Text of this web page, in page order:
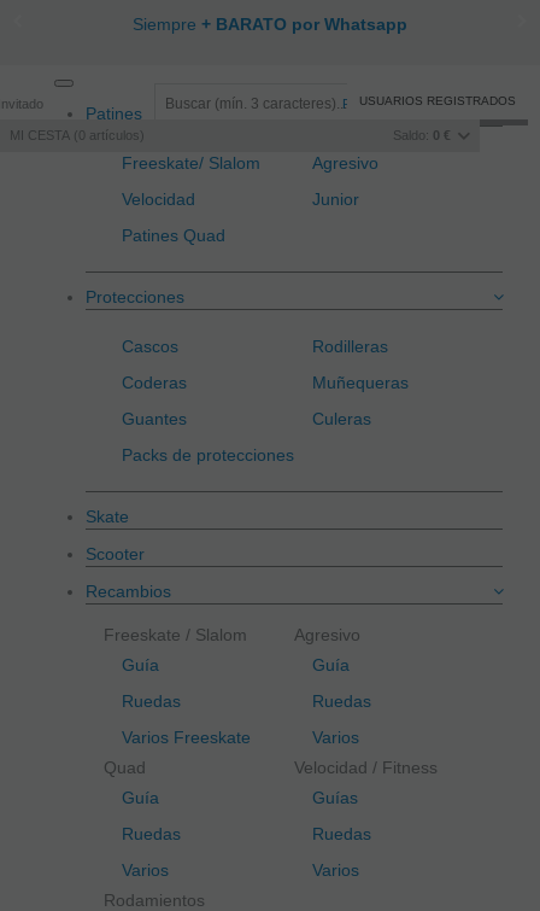
Siempre + BARATO por Whatsapp
Registro/Iniciar sesión
MI CESTA 0 artículos Saldo: 0 €
USUARIOS REGISTRADOS
navigation
Patines
Freeskate/ Slalom
Agresivo
Velocidad
Junior
Patines Quad
Protecciones
Cascos
Rodilleras
Coderas
Muñequeras
Guantes
Culeras
Packs de protecciones
Skate
Scooter
Recambios
Freeskate / Slalom
Guía
Ruedas
Varios Freeskate
Agresivo
Guía
Ruedas
Varios
Quad
Guía
Ruedas
Varios
Velocidad / Fitness
Guías
Ruedas
Varios
Rodamientos